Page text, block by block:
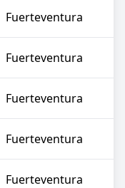
Fuerteventura
Fuerteventura
Fuerteventura
Fuerteventura
Fuerteventura